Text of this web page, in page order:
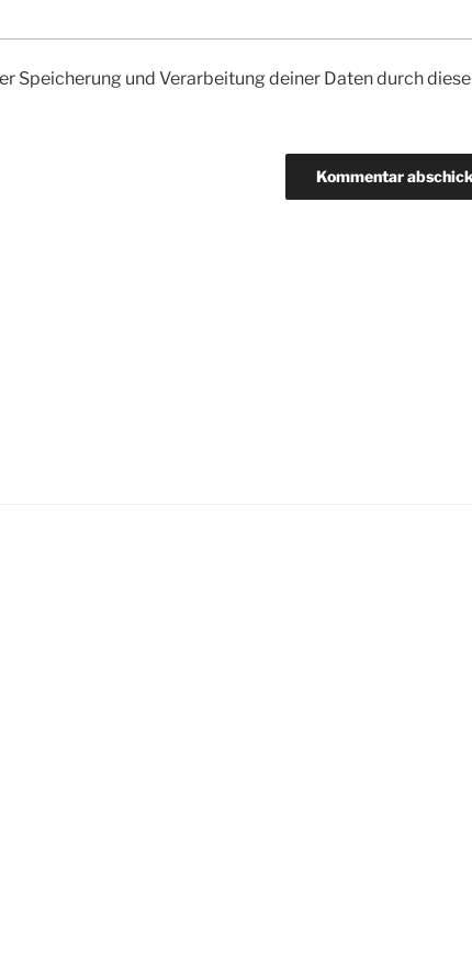
Speicherung und Verarbeitung deiner Daten durch diese